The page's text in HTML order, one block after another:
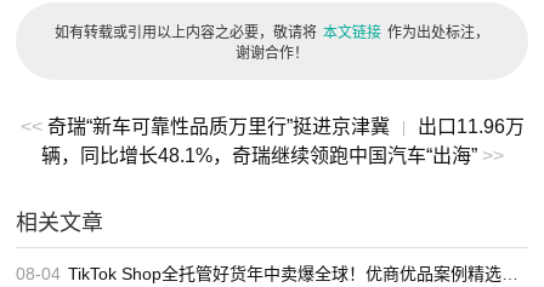
如有转载或引用以上内容之必要，敬请将 本文链接 作为出处标注，
谢谢合作！
<< 奇瑞“新车可靠性品质万里行”挺进京津冀 |
出口11.96万
辆，同比增长48.1%，奇瑞继续领跑中国汽车“出海”>>
相关文章
08-04 TikTok Shop全托管好货年中卖爆全球！优商优品案例精选特辑发布